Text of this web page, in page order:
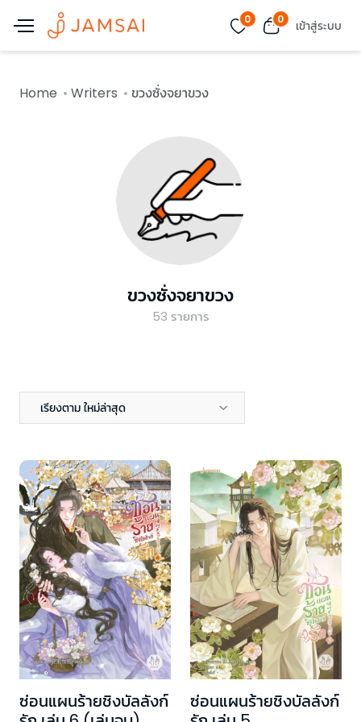
0 0 เข้าสู่ระบบ
Home Writers ขวงซั่งจยาขวง
ขวงซั่งจยาขวง
53 รายการ
เรียงตาม ใหม่ล่าสุด
ซ่อนแผนร้ายชิงบัลลังก์
ซ่อนแผนร้ายชิงบัลลังก์